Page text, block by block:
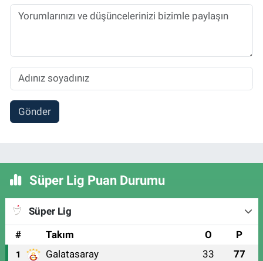
Gönder
Süper Lig Puan Durumu
Süper Lig
#
Takım O P
1 Galatasaray 33 77